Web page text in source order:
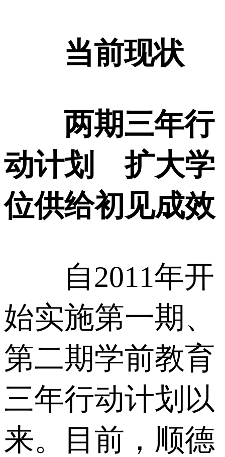
当前现状
两期三年行
动计划 扩大学
位供给初见成效
自2011年开
始实施第一期、
第二期学前教育
三年行动计划以
来。目前，顺德